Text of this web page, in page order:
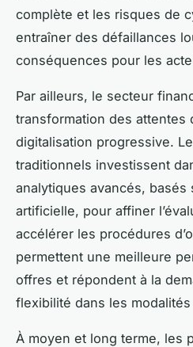
complète et les risques de
entraîner des défaillances
conséquences pour les
Par ailleurs, le secteur
transformation des attentes
digitalisation progressive.
traditionnels investissent
analytiques avancés, basés
artificielle, pour affiner
accélérer les procédures
permettent une meilleure
offres et répondent à la
flexibilité dans les
À moyen et long terme, les